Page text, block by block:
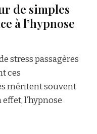
de simples
à l’hypnose
stress passagères
ces
méritent souvent
l’hypnose